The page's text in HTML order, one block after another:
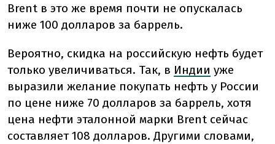
Brent в это же время почти не опускалась
ниже 100 долларов за баррель.
Вероятно, скидка на российскую нефть будет
только увеличиваться. Так, в Индии уже
выразили желание покупать нефть у России
по цене ниже 70 долларов за баррель, хотя
цена нефти эталонной марки Brent сейчас
составляет 108 долларов. Другими словами,